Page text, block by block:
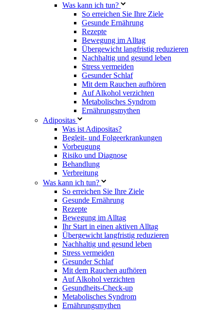
Was kann ich tun?
So erreichen Sie Ihre Ziele
Gesunde Ernährung
Rezepte
Bewegung im Alltag
Übergewicht langfristig reduzieren
Nachhaltig und gesund leben
Stress vermeiden
Gesunder Schlaf
Mit dem Rauchen aufhören
Auf Alkohol verzichten
Metabolisches Syndrom
Ernährungsmythen
Adipositas
Was ist Adipositas?
Begleit- und Folgeerkrankungen
Vorbeugung
Risiko und Diagnose
Behandlung
Verbreitung
Was kann ich tun?
So erreichen Sie Ihre Ziele
Gesunde Ernährung
Rezepte
Bewegung im Alltag
Ihr Start in einen aktiven Alltag
Übergewicht langfristig reduzieren
Nachhaltig und gesund leben
Stress vermeiden
Gesunder Schlaf
Mit dem Rauchen aufhören
Auf Alkohol verzichten
Gesundheits-Check-up
Metabolisches Syndrom
Ernährungsmythen